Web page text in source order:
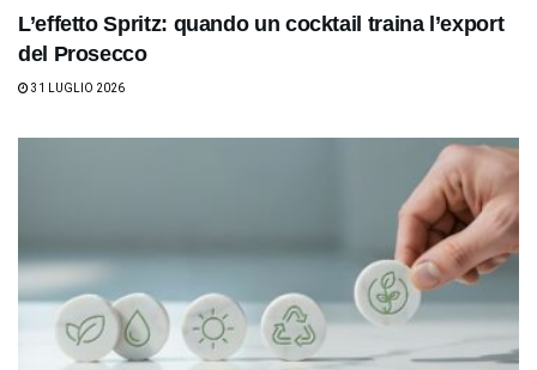
L’effetto Spritz: quando un cocktail traina l’export
del Prosecco
31 LUGLIO 2026